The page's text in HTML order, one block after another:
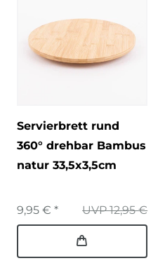
Servierbrett rund
360° drehbar Bambus
natur 33,5x3,5cm
UVP 12,95 €
9,95 € *